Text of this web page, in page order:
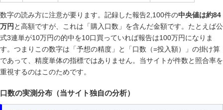
数字の読み方に注意が要ります。記録した報告2,100件の中央値は約84
万円 と高額ですが、これは「購入口数」を含んだ金額です。たとえば公
式3連単が10万円の的中を10口買っていれば報告は100万円になりま
す。つまりこの数字は「予想の精度」と「口数（=投入額）」の掛け算
であって、精度単体の指標ではありません。当サイトが件数と照合率を
重視するのはこのためです。
口数の実測分布（当サイト独自の分析）